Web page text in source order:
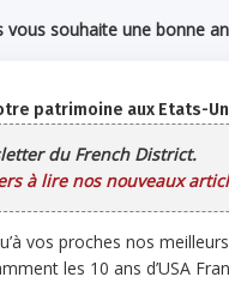
vous souhaite une bonne
patrimoine aux Etats-
du French District.
à lire nos nouveaux
vos proches nos
les 10 ans d’USA